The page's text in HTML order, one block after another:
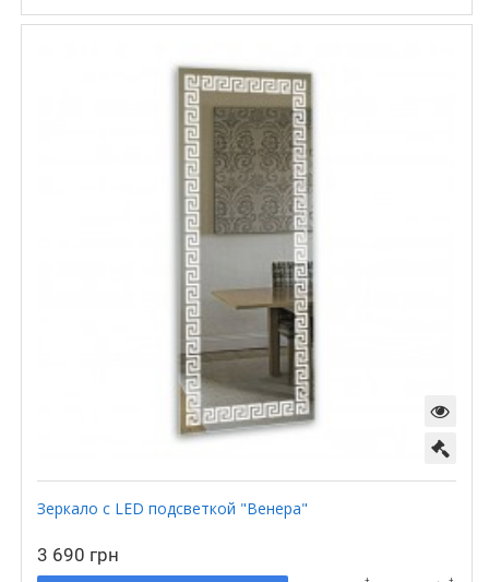
Зеркало с LED подсветкой "Венера"
3 690 грн